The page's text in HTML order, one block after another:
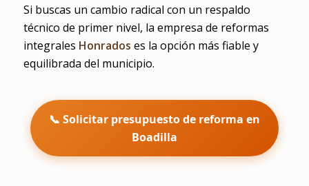
Si buscas un cambio radical con un respaldo
técnico de primer nivel, la empresa de reformas
integrales Honrados es la opción más fiable y
equilibrada del municipio.
📞 Solicitar presupuesto de reforma en
Boadilla